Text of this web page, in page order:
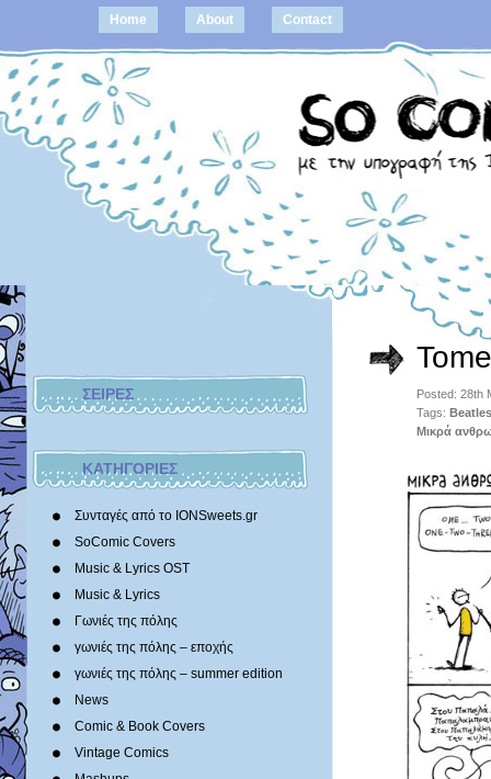
Home About Contact
ΣΕΙΡΕΣ
ΚΑΤΗΓΟΡΙΕΣ
Συνταγές από το IONSweets.gr
SoComic Covers
Music & Lyrics OST
Music & Lyrics
Γωνιές της πόλης
γωνιές της πόλης – εποχής
γωνιές της πόλης – summer edition
News
Comic & Book Covers
Vintage Comics
Posted: 28th
Tags: Beatles
Μικρά